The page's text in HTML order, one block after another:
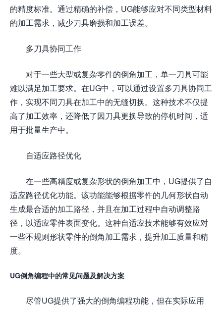
的精度标准。通过精确的补偿，UG能够应对不同类型材料
的加工需求，减少刀具磨损和加工误差。
多刀具协同工作
对于一些大型或复杂零件的倒角加工，单一刀具可能
难以满足加工要求。在UG中，可以通过设置多刀具协同工
作，实现不同刀具在加工中的无缝切换。这种技术不仅提
高了加工效率，还降低了因刀具更换导致的停机时间，适
用于批量生产中。
自适应路径优化
在一些高精度或复杂形状的倒角加工中，UG提供了自
适应路径优化功能。该功能能够根据零件的几何形状自动
生成最合适的加工路径，并且在加工过程中自动调整路
径，以适应零件表面变化。这种自适应技术能够有效应对
一些不规则形状零件的倒角加工需求，提升加工质量和精
度。
UG倒角编程中的常见问题及解决方案
尽管UG提供了强大的倒角编程功能，但在实际应用